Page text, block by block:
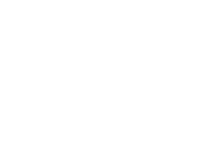
in ProzentPreis